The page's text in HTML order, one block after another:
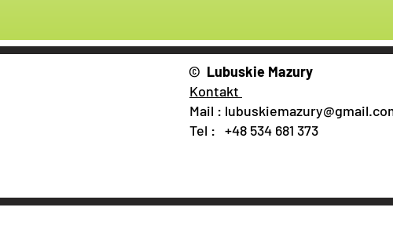
© Lubuskie Mazury
Kontakt
Mail :
Tel : +48 534 681 373